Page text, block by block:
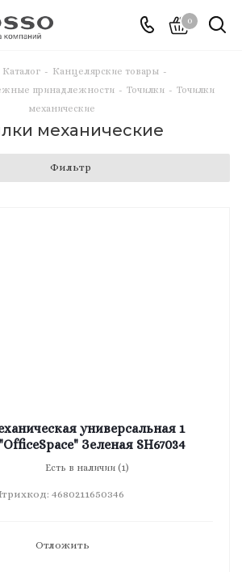
0
Каталог - Канцелярские товары -
принадлежности - Точилки - Точилки
механические
механические
Фильтр
универсальная 1
Зеленая SH67034
Есть в наличии (1)
4680211650346
Отложить